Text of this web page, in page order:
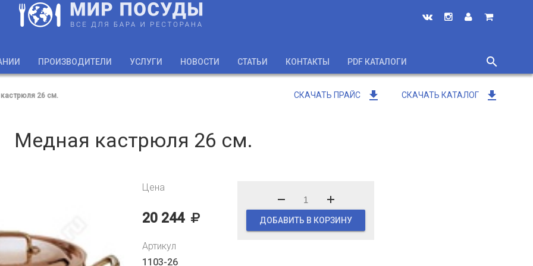
ПРОИЗВОДИТЕЛИ УСЛУГИ НОВОСТИ СТАТЬИ КОНТАКТЫ PDF КАТАЛОГИ
search
close
СКАЧАТЬ ПРАЙС get_app СКАЧАТЬ КАТАЛОГ get_app
26 см.
Медная кастрюля 26 см.
Цена
20 244 ДОБАВИТЬ В КОРЗИНУ
Артикул
1103-26